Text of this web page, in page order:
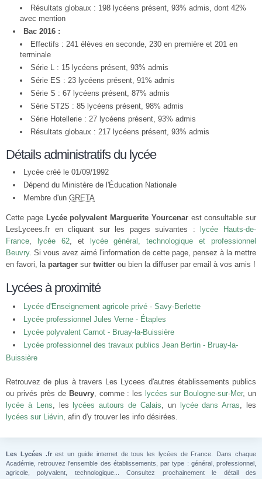
Résultats globaux : 198 lycéens présent, 93% admis, dont 42%
avec mention
Bac 2016 :
Effectifs : 241 élèves en seconde, 230 en première et 201 en
terminale
Série L : 15 lycéens présent, 93% admis
Série ES : 23 lycéens présent, 91% admis
Série S : 67 lycéens présent, 87% admis
Série ST2S : 85 lycéens présent, 98% admis
Série Hotellerie : 27 lycéens présent, 93% admis
Résultats globaux : 217 lycéens présent, 93% admis
Détails administratifs du lycée
Lycée créé le 01/09/1992
Dépend du Ministère de l'Éducation Nationale
Membre d'un GRETA
Cette page Lycée polyvalent Marguerite Yourcenarest consultable sur
LesLycees.fr en cliquant sur les pages suivantes :
lycée Hauts-de-
France, lycée 62, et
lycée général, technologique et professionnel
Beuvry. Si vous avez aimé l'information de cette page, pensez à la mettre
en favori, la partager sur twitter ou bien la diffuser par email à vos amis !
Lycées à proximité
Lycée d'Enseignement agricole privé - Savy-Berlette
Lycée professionnel Jules Verne - Étaples
Lycée polyvalent Carnot - Bruay-la-Buissière
Lycée professionnel des travaux publics Jean Bertin - Bruay-la-
Buissière
Retrouvez de plus à travers Les Lycees d'autres établissements publics
ou privés près de Beuvry, comme : les lycées sur Boulogne-sur-Mer, un
lycée à Lens, les lycées autours de Calais, un lycée dans Arras, les
lycées sur Liévin, afin d'y trouver les info désirées.
Les Lycées .frest un guide internet de tous les lycées de France. Dans chaque
Académie, retrouvez l'ensemble des établissements, par type : général, professionnel,
agricole, polyvalent, technologique... Consultez prochainement le détail des